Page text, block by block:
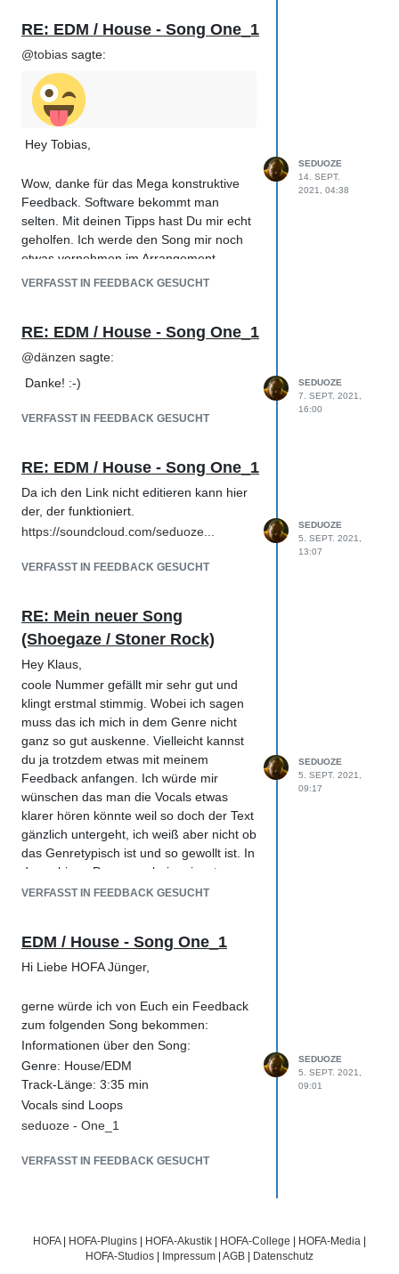
PS: Danke für das verlinken vom Video.
RE: EDM / House - Song One_1
@tobias sagte:
Hey Tobias,
Wow, danke für das Mega konstruktive
Feedback. Software bekommt man
selten. Mit deinen Tipps hast Du mir echt
geholfen. Ich werde den Song mir noch
etwas vornehmen im Arrangement.
Arrangement fällt mir immer noch schwer
umsetzen muss ist das doch schwerer als
gedacht.
Thomas Foster in FosterKent
Gruß
Sebastian
VERFASST IN FEEDBACK GESUCHT
SEDUOZE
14. SEPT.
2021, 04:38
RE: EDM / House - Song One_1
@dänzen sagte:
Danke! :-)
VERFASST IN FEEDBACK GESUCHT
SEDUOZE
7. SEPT. 2021,
16:00
RE: EDM / House - Song One_1
Da ich den Link nicht editieren kann hier
der, der funktioniert.
https://soundcloud.com/seduoze...
VERFASST IN FEEDBACK GESUCHT
SEDUOZE
5. SEPT. 2021,
13:07
RE: Mein neuer Song
(Shoegaze / Stoner Rock)
Hey Klaus,
coole Nummer gefällt mir sehr gut und
klingt erstmal stimmig. Wobei ich sagen
muss das ich mich in dem Genre nicht
ganz so gut auskenne. Vielleicht kannst
du ja trotzdem etwas mit meinem
Feedback anfangen. Ich würde mir
wünschen das man die Vocals etwas
klarer hören könnte weil so doch der Text
gänzlich untergeht, ich weiß aber nicht ob
das Genretypisch ist und so gewollt ist. In
den ruhigen Passagen beim einsetzen
des Gesangs klingt das alles noch recht
"Matschig" wird. habe es auf drei
verschiedenen Geräten gehört (Mische,
noch am reinsten zu verstehen. Vielleicht
kannst du im Master noch was rausholen
und den Präsenzbereich (ab 5000 HZ)
der Vocals etwas anpassen. Du könntest
auch einmal um die 3000-5000 HZ ein
bisschen die Vocals anheben.
Ich hoffe ich konnte dir etwas helfen.
LG
VERFASST IN FEEDBACK GESUCHT
SEDUOZE
5. SEPT. 2021,
09:17
EDM / House - Song One_1
Hi Liebe HOFA Jünger,
gerne würde ich von Euch ein Feedback
zum folgenden Song bekommen:
Informationen über den Song:
Genre: House/EDM
Track-Länge: 3:35 min
Vocals sind Loops
seduoze - One_1
VERFASST IN FEEDBACK GESUCHT
SEDUOZE
5. SEPT. 2021,
09:01
HOFA| HOFA-Plugins HOFA-Akustik HOFA-College HOFA-Media
HOFA-Studios
Impressum AGB Datenschutz